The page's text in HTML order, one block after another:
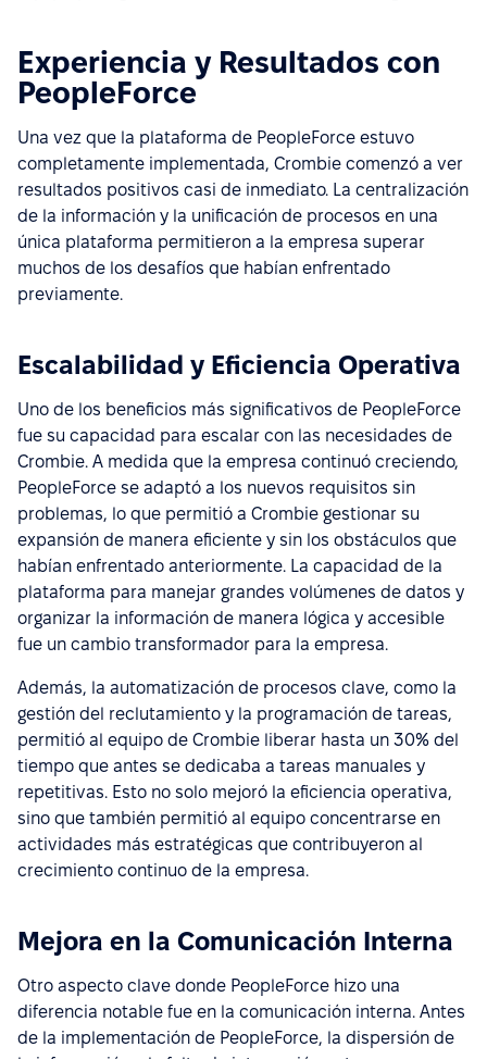
Experiencia y Resultados con
PeopleForce
Una vez que la plataforma de PeopleForce estuvo
completamente implementada, Crombie comenzó a ver
resultados positivos casi de inmediato. La centralización
de la información y la unificación de procesos en una
única plataforma permitieron a la empresa superar
muchos de los desafíos que habían enfrentado
previamente.
Escalabilidad y Eficiencia Operativa
Uno de los beneficios más significativos de PeopleForce
fue su capacidad para escalar con las necesidades de
Crombie. A medida que la empresa continuó creciendo,
PeopleForce se adaptó a los nuevos requisitos sin
problemas, lo que permitió a Crombie gestionar su
expansión de manera eficiente y sin los obstáculos que
habían enfrentado anteriormente. La capacidad de la
plataforma para manejar grandes volúmenes de datos y
organizar la información de manera lógica y accesible
fue un cambio transformador para la empresa.
Además, la automatización de procesos clave, como la
gestión del reclutamiento y la programación de tareas,
permitió al equipo de Crombie liberar hasta un 30% del
tiempo que antes se dedicaba a tareas manuales y
repetitivas. Esto no solo mejoró la eficiencia operativa,
sino que también permitió al equipo concentrarse en
actividades más estratégicas que contribuyeron al
crecimiento continuo de la empresa.
Mejora en la Comunicación Interna
Otro aspecto clave donde PeopleForce hizo una
diferencia notable fue en la comunicación interna. Antes
de la implementación de PeopleForce, la dispersión de